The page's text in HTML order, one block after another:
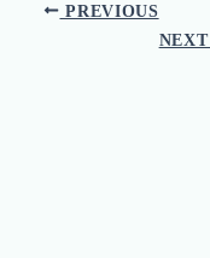
PREVIOUS
NEXT